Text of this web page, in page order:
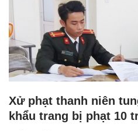
Xử phạt thanh niên
khẩu trang bị phạt 10